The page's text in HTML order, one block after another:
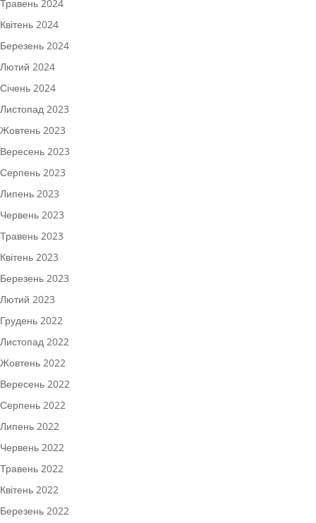
Травень 2024
Квітень 2024
Березень 2024
Лютий 2024
Січень 2024
Листопад 2023
Жовтень 2023
Вересень 2023
Серпень 2023
Липень 2023
Червень 2023
Травень 2023
Квітень 2023
Березень 2023
Лютий 2023
Грудень 2022
Листопад 2022
Жовтень 2022
Вересень 2022
Серпень 2022
Липень 2022
Червень 2022
Травень 2022
Квітень 2022
Березень 2022